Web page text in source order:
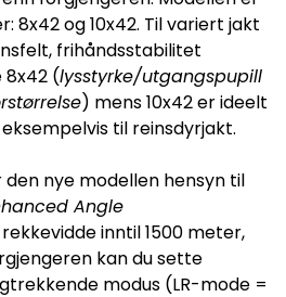
18 mm Pupillavstand
+/– 4
nettstedet. Kahles leverer ikke
derfor er teksten ovenfor i sin
står også for mye av grafikken og
produktbilder og bilder av
bildemateriale vi har produsert
Alt annet bildemateriale er vi
distributører/produsenter til å
8x42 og 10x42. Til variert jakt
frihåndsstabilitet
(lysstyrke/utgangspupill
) mens 10x42 er ideelt
til reinsdyrjakt.
nye modellen hensyn til
Angle
inntil 1500 meter,
kan du sette
modus (LR-mode =